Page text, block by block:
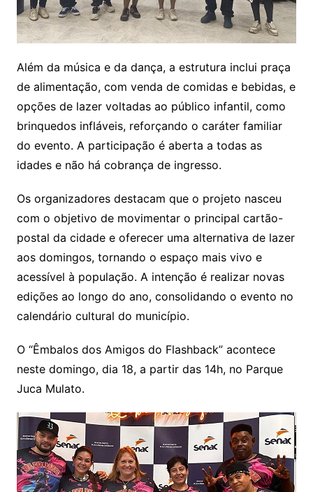
Além da música e da dança, a estrutura inclui praça
de alimentação, com venda de comidas e bebidas, e
opções de lazer voltadas ao público infantil, como
brinquedos infláveis, reforçando o caráter familiar
do evento. A participação é aberta a todas as
idades e não há cobrança de ingresso.
Os organizadores destacam que o projeto nasceu
com o objetivo de movimentar o principal cartão-
postal da cidade e oferecer uma alternativa de lazer
aos domingos, tornando o espaço mais vivo e
acessível à população. A intenção é realizar novas
edições ao longo do ano, consolidando o evento no
calendário cultural do município.
O “Êmbalos dos Amigos do Flashback” acontece
neste domingo, dia 18, a partir das 14h, no Parque
Juca Mulato.